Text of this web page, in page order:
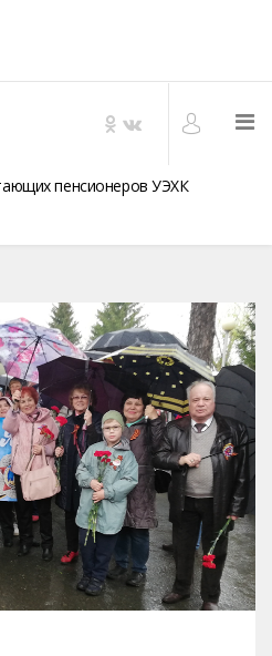
пенсионеров УЭХК